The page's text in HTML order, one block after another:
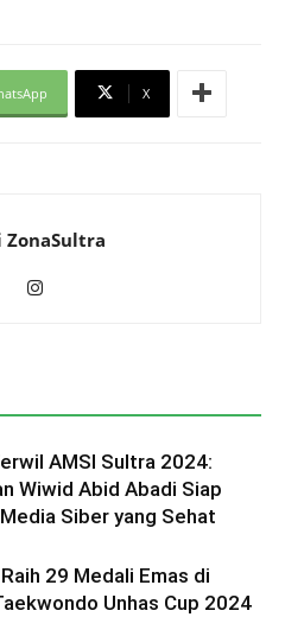
X
ZonaSultra
AMSI Sultra 2024:
Wiwid Abid Abadi Siap
Siber yang Sehat
29 Medali Emas di
Unhas Cup 2024